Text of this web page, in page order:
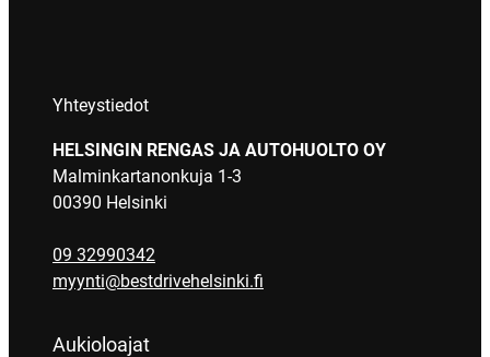
Yhteystiedot
HELSINGIN RENGAS JA AUTOHUOLTO OY
Malminkartanonkuja 1-3
00390 Helsinki
09 32990342
myynti@bestdrivehelsinki.fi
Aukioloajat